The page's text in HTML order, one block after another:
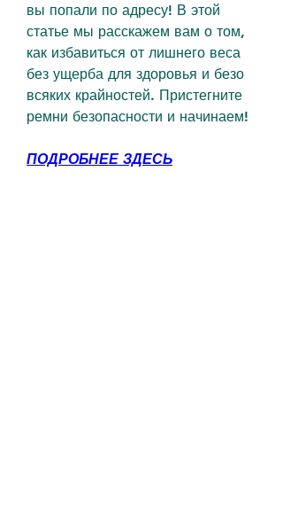
вы попали по адресу! В этой
статье мы расскажем вам о том,
как избавиться от лишнего веса
без ущерба для здоровья и безо
всяких крайностей. Пристегните
ремни безопасности и начинаем!
ПОДРОБНЕЕ ЗДЕСЬ